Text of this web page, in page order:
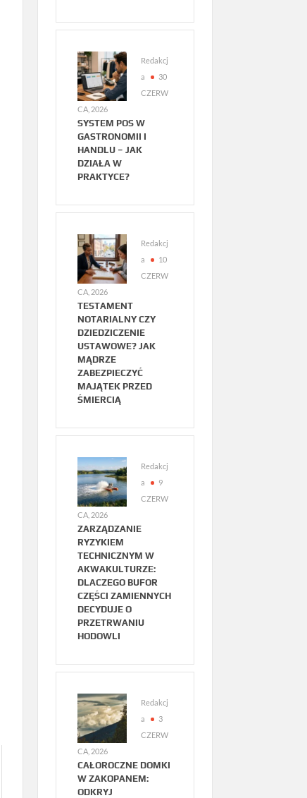
Redakcj
a
30
CZERW
CA, 2026
SYSTEM POS W
GASTRONOMII I
HANDLU – JAK
DZIAŁA W
PRAKTYCE?
Redakcj
a
10
CZERW
CA, 2026
TESTAMENT
NOTARIALNY CZY
DZIEDZICZENIE
USTAWOWE? JAK
MĄDRZE
ZABEZPIECZYĆ
MAJĄTEK PRZED
ŚMIERCIĄ
Redakcj
a
9
CZERW
CA, 2026
ZARZĄDZANIE
RYZYKIEM
TECHNICZNYM W
AKWAKULTURZE:
DLACZEGO BUFOR
CZĘŚCI ZAMIENNYCH
DECYDUJE O
PRZETRWANIU
HODOWLI
Redakcj
a
3
CZERW
CA, 2026
CAŁOROCZNE DOMKI
W ZAKOPANEM:
ODKRYJ